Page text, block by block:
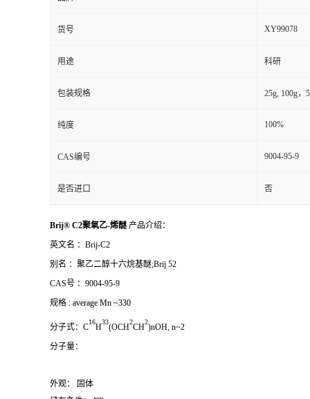
货号 XY99078
用途 科研
包装规格 25g, 100g，
纯度 100%
CAS编号 9004-95-9
是否进口 否
Brij® C2聚氧乙-烯醚产品介绍：
英文名 ： Brij-C2
别名 ： 聚乙二醇十六烷基醚;Brij 52
CAS号 ： 9004-95-9
规格 : average Mn ~330
分子式： C
16
H
33
(OCH
2
CH
2
)nOH, n~2
分子量：
外观： 固体